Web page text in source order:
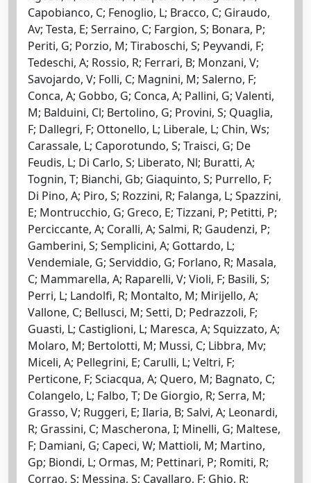
Capobianco, C; Fenoglio, L; Bracco, C; Giraudo,
Av; Testa, E; Serraino, C; Fargion, S; Bonara, P;
Periti, G; Porzio, M; Tiraboschi, S; Peyvandi, F;
Tedeschi, A; Rossio, R; Ferrari, B; Monzani, V;
Savojardo, V; Folli, C; Magnini, M; Salerno, F;
Conca, A; Gobbo, G; Conca, A; Pallini, G; Valenti,
M; Balduini, Cl; Bertolino, G; Provini, S; Quaglia,
F; Dallegri, F; Ottonello, L; Liberale, L; Chin, Ws;
Carassale, L; Caporotundo, S; Traisci, G; De
Feudis, L; Di Carlo, S; Liberato, Nl; Buratti, A;
Tognin, T; Bianchi, Gb; Giaquinto, S; Purrello, F;
Di Pino, A; Piro, S; Rozzini, R; Falanga, L; Spazzini,
E; Montrucchio, G; Greco, E; Tizzani, P; Petitti, P;
Perciccante, A; Coralli, A; Salmi, R; Gaudenzi, P;
Gamberini, S; Semplicini, A; Gottardo, L;
Vendemiale, G; Serviddio, G; Forlano, R; Masala,
C; Mammarella, A; Raparelli, V; Violi, F; Basili, S;
Perri, L; Landolfi, R; Montalto, M; Mirijello, A;
Vallone, C; Bellusci, M; Setti, D; Pedrazzoli, F;
Guasti, L; Castiglioni, L; Maresca, A; Squizzato, A;
Molaro, M; Bertolotti, M; Mussi, C; Libbra, Mv;
Miceli, A; Pellegrini, E; Carulli, L; Veltri, F;
Perticone, F; Sciacqua, A; Quero, M; Bagnato, C;
Colangelo, L; Falbo, T; De Giorgio, R; Serra, M;
Grasso, V; Ruggeri, E; Ilaria, B; Salvi, A; Leonardi,
R; Grassini, C; Mascherona, I; Minelli, G; Maltese,
F; Damiani, G; Capeci, W; Mattioli, M; Martino,
Gp; Biondi, L; Ormas, M; Pettinari, P; Romiti, R;
Corrao, S; Messina, S; Cavallaro, F; Ghio, R;